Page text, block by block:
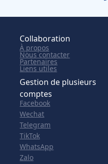
Collaboration
À propos
Nous contacter
Partenaires
Liens utiles
Gestion de plusieurs
comptes
Facebook
Wechat
Telegram
TikTok
WhatsApp
Zalo